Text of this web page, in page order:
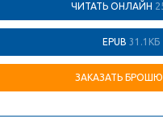
ЧИТАТЬ ОНЛАЙН
EPUB 31.1КБ
ЗАКАЗАТЬ